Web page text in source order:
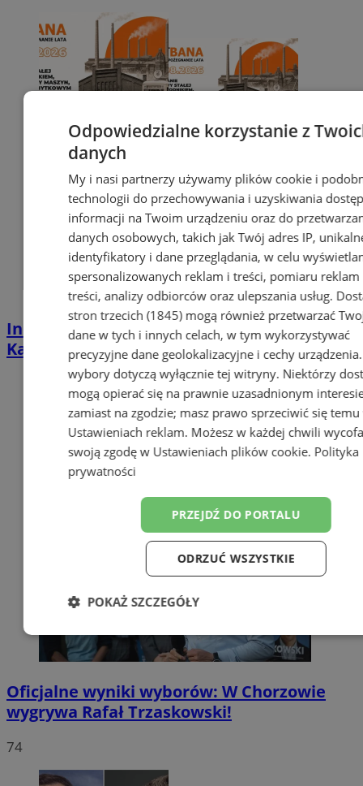
Industrialna podróż przez Chorzów i
Katowice. Nadchodzi HUTBANA 2026
Oficjalne wyniki wyborów: W Chorzowie
wygrywa Rafał Trzaskowski!
74
Odpowiedzialne korzystanie z
danych
My i nasi partnerzy używamy plików cookie i
technologii do przechowywania i uzyskiwania
informacji na Twoim urządzeniu oraz do
danych osobowych, takich jak Twój adres IP,
identyfikatory i dane przeglądania, w celu
spersonalizowanych reklam i treści, pomiaru reklam
treści, analizy odbiorców oraz ulepszania usług.
stron trzecich (1845)mogą również przetwarzać
dane w tych i innych celach, w tym wykorzystywać
precyzyjne dane geolokalizacyjne i cechy
wybory dotyczą wyłącznie tej witryny. Niektórzy
mogą opierać się na prawnie uzasadnionym
zamiast na zgodzie; masz prawo sprzeciwić się temu
Ustawieniach reklam. Możesz w każdej chwili
swoją zgodę w Ustawieniach plików cookie. Polityka
prywatności
PRZEJDŹ DO PORTALU
ODRZUĆ WSZYSTKIE
POKAŻ SZCZEGÓŁY
Niezbędne Wydajność
Funkcjonalność